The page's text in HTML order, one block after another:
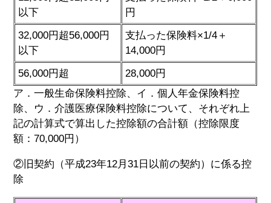
以下
円
32,000円超56,000円
以下
支払った保険料×1/4＋
14,000円
56,000円超
28,000円
ア．一般生命保険料控除、イ．個人年金保険料控
除、ウ．介護医療保険料控除について、それぞれ上
記の計算式で算出した控除額の合計額（控除限度
額：70,000円）
②旧契約（平成23年12月31日以前の契約）に係る控
除